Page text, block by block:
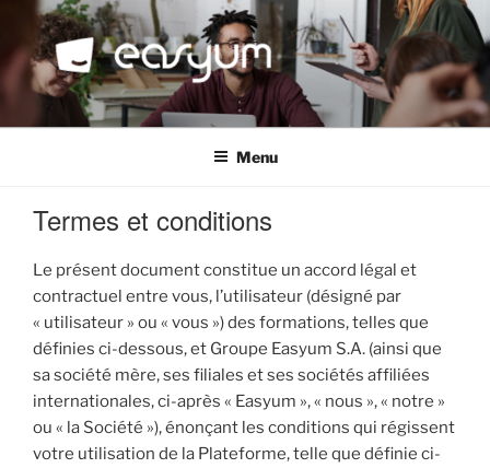
contenu
principal
EASYUM
Clarifier, décider et avancer avec les organisations
Menu
Termes et conditions
Le présent document constitue un accord légal et
contractuel entre vous, l’utilisateur (désigné par
« utilisateur » ou « vous ») des formations, telles que
définies ci-dessous, et Groupe Easyum S.A. (ainsi que
sa société mère, ses filiales et ses sociétés affiliées
internationales, ci-après « Easyum », « nous », « notre »
ou « la Société »), énonçant les conditions qui régissent
votre utilisation de la Plateforme, telle que définie ci-